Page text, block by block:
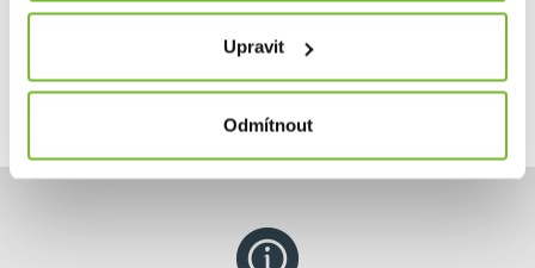
Upravit
Odmítnout
Kód: 931082